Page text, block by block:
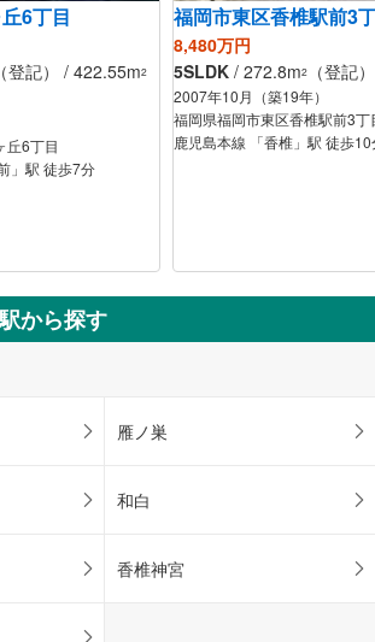
6丁目
（登記） / 422.55m2
丘6丁目
」駅 徒歩7分
福岡市東区香椎駅前3
8,480万円
5SLDK / 272.8m2 （登記
2007年10月（築19年）
福岡県福岡市東区香椎駅前3丁
鹿児島本線 「香椎」駅 徒歩10
から探す
雁ノ巣
和白
香椎神宮